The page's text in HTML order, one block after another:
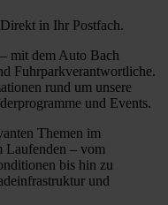
in Ihr Postfach.
mit dem Auto Bach
Fuhrparkverantwortliche.
rund um unsere
und Events.
Themen im
Laufenden – vom
bis hin zu
und